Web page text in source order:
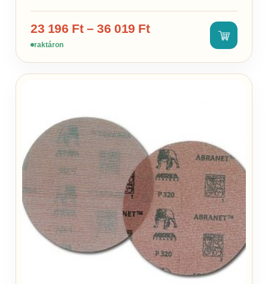
23 196 Ft–36 019 Ft
raktáron